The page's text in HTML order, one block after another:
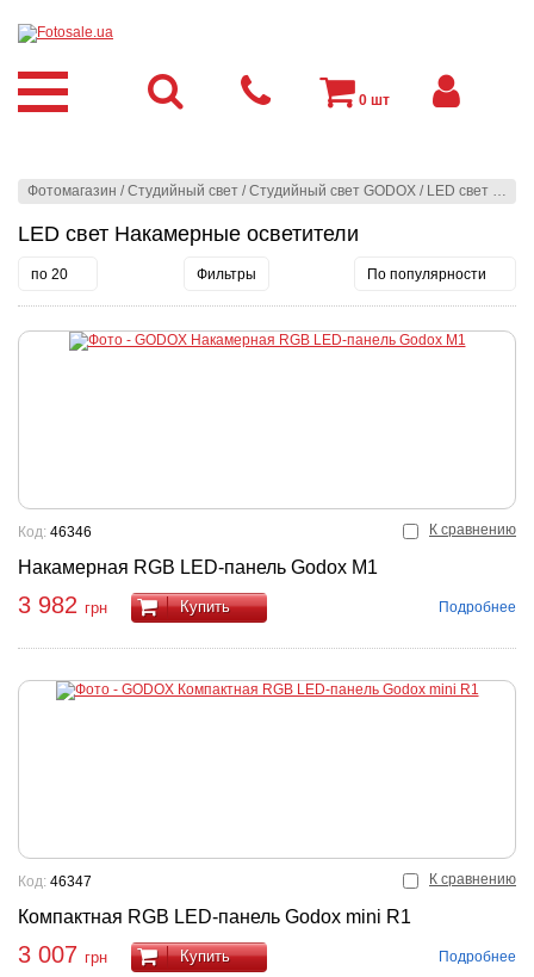
Фотомагазин /Студийный свет /Студийный свет GODOX / LED свет /
LED свет Накамерные осветители
по 20 Фильтры По популярности
К сравнению
Накамерная RGB LED-панель Godox M1
Код: 46346
3 982 грн Купить Подробнее
К сравнению
Компактная RGB LED-панель Godox mini R1
Код: 46347
3 007 грн Купить Подробнее
0 шт